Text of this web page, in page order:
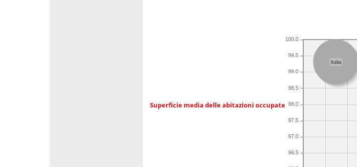
Superficie media delle abitazioni occupate
96.5
97.0
97.5
98.0
98.5
99.0
99.5
100.0
Italia